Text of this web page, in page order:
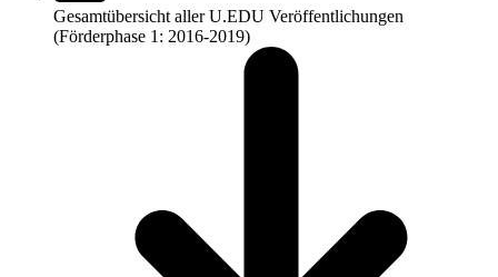
Gesamtübersicht aller U.EDU Veröffentlichungen
(Förderphase 1: 2016-2019)